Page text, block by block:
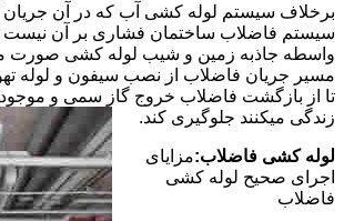
برخلاف سیستم لوله کشی آب که در آن
سیستم فاضلاب ساختمان فشاری بر آن نیست
واسطه جاذبه زمین و شیب لوله کشی صورت
مسیر جریان فاضلاب از نصب سیفون و لوله
تا از بازگشت فاضلاب خروج گاز سمی و
زندگی میکنند جلوگیری کند.
لوله کشی فاضلاب:مزایای
اجرای صحیح لوله کشی
فاضلاب